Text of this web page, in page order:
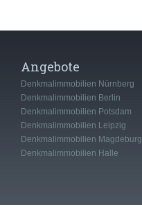
Angebote
Denkmalimmobilien Nürnberg
Denkmalimmobilien Berlin
Denkmalimmobilien Potsdam
Denkmalimmobilien Leipzig
Denkmalimmobilien Magdeburg
Denkmalimmobilien Halle